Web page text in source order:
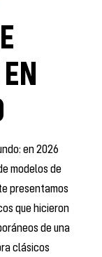
en 2026
modelos de
presentamos
que hicieron
de una
clásicos